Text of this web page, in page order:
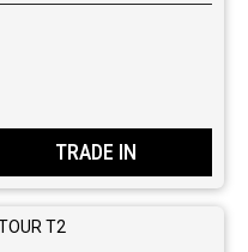
TRADE IN